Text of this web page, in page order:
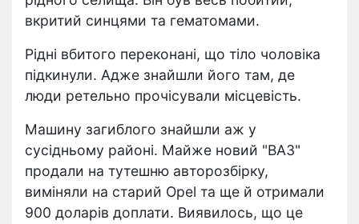
вкритий синцями та гематомами.
Рідні вбитого переконані, що тіло чоловіка
підкинули. Адже знайшли його там, де
люди ретельно прочісували місцевість.
Машину загиблого знайшли аж у
сусідньому районі. Майже новий "ВАЗ"
продали на тутешню авторозбірку,
виміняли на старий Opel та ще й отримали
900 доларів доплати. Виявилось, що це